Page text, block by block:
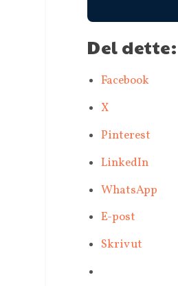
Del dette:
Facebook
X
Pinterest
LinkedIn
WhatsApp
E-post
Skriv ut